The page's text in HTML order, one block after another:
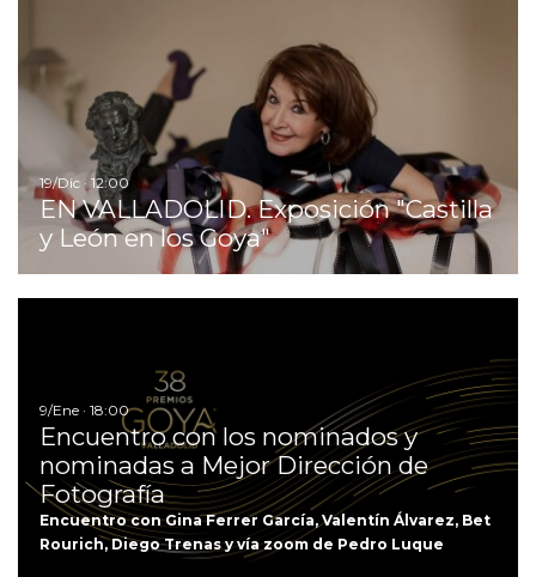
19/Dic · 12:00
EN VALLADOLID. Exposición "Castilla
y León en los Goya"
9/Ene · 18:00
Encuentro con los nominados y
nominadas a Mejor Dirección de
Fotografía
Encuentro con Gina Ferrer García, Valentín Álvarez, Bet
Rourich, Diego Trenas y vía zoom de Pedro Luque